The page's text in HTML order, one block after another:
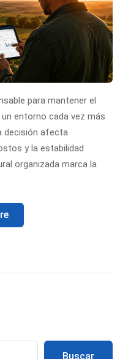
para mantener el
entorno cada vez más
decisión afecta
y la estabilidad
organizada marca la
Buscar